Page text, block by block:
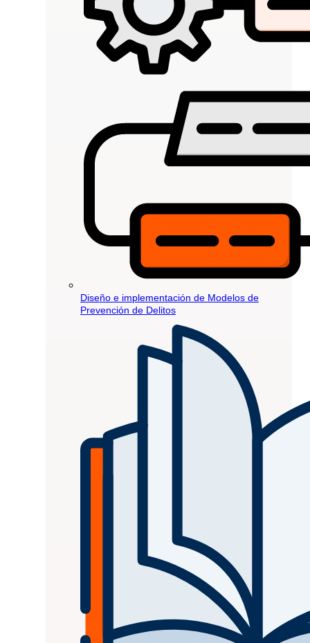
Diseño e implementación de Modelos de
Prevención de Delitos